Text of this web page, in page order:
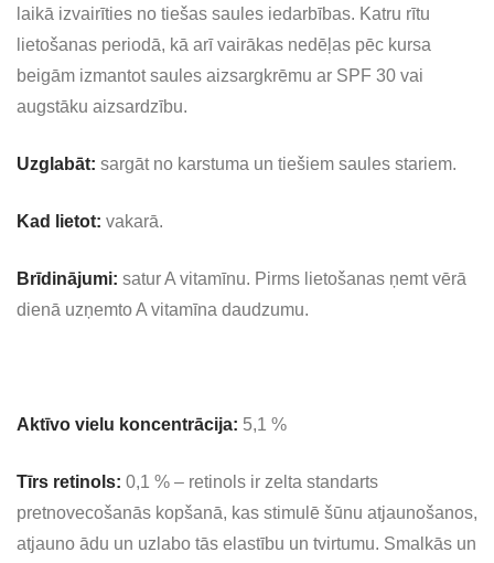
laikā izvairīties no tiešas saules iedarbības. Katru rītu
lietošanas periodā, kā arī vairākas nedēļas pēc kursa
beigām izmantot saules aizsargkrēmu ar SPF 30 vai
augstāku aizsardzību.
Uzglabāt: sargāt no karstuma un tiešiem saules stariem.
Kad lietot: vakarā.
Brīdinājumi: satur A vitamīnu. Pirms lietošanas ņemt vērā
dienā uzņemto A vitamīna daudzumu.
Aktīvo vielu koncentrācija: 5,1 %
Tīrs retinols: 0,1 % – retinols ir zelta standarts
pretnovecošanās kopšanā, kas stimulē šūnu atjaunošanos,
atjauno ādu un uzlabo tās elastību un tvirtumu. Smalkās un